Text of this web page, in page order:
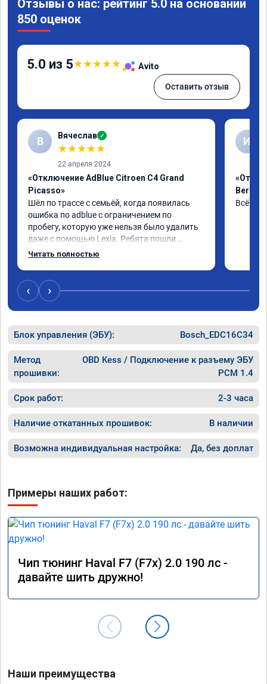
Отзывы о нас: рейтинг 5.0 на основании
850 оценок
5.0 из 5★★★★★ Avito
Оставить отзыв
В Вячеслав ✓
★★★★★
22 апреля 2024
«Отключение AdBlue Citroen C4 Grand
Picasso»
Шёл по трассе с семьёй, когда появилась
ошибка по adblue с ограничением по
пробегу, которую уже нельзя было удалить
даже с помощью Lexia. Ребята пошли
навстречу, оперативно приняли и за час
Читать полностью
И
Всё
‹ ›
Блок управления (ЭБУ): Bosch_EDC16C34
Метод
прошивки:
OBD Kess / Подключение к разъему ЭБУ
PCM 1.4
Срок работ: 2-3 часа
Наличие откатанных прошивок: В наличии
Возможна индивидуальная настройка: Да, без доплат
Примеры наших работ:
Чип тюнинг Haval F7 (F7x) 2.0 190 лс -
давайте шить дружно!
Наши преимущества